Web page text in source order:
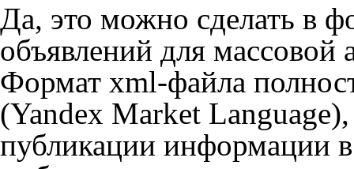
Да, это можно сделать в
объявлений для массовой
Формат xml-файла
(Yandex Market
публикации информации